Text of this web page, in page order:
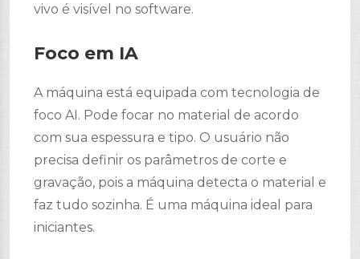
vivo é visível no software.
Foco em IA
A máquina está equipada com tecnologia de
foco AI. Pode focar no material de acordo
com sua espessura e tipo. O usuário não
precisa definir os parâmetros de corte e
gravação, pois a máquina detecta o material e
faz tudo sozinha. É uma máquina ideal para
iniciantes.